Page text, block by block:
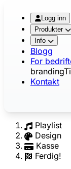
Logg inn
Produkter
Info
Blogg
For
branding
Kontakt
Playlist
Design
Kasse
Ferdig!